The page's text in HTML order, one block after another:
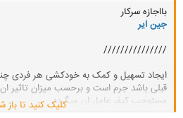
بااجازه سرکار
جین ایر
///////////////
ایجاد تسهیل و کمک به خودکشی هر فردی
قبلی باشد جرم است و برحسب میزان
مستوجب کیفر عامل ان میگرددکلیک کنید تا باز